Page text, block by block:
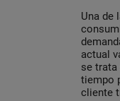
Una de
actual
se trata
tiempo
cliente